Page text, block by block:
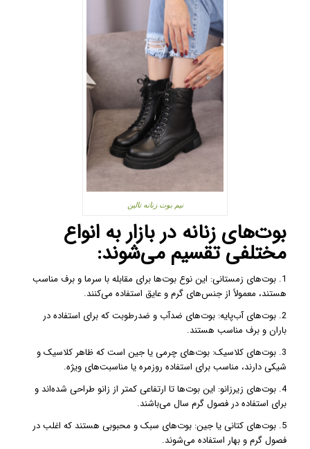
نیم بوت زنانه تالین
بوت‌های زنانه در بازار به انواع
مختلفی تقسیم می‌شوند:
1. بوت‌های زمستانی: این نوع بوت‌ها برای مقابله با سرما و برف مناسب
هستند، معمولاً از جنس‌های گرم و عایق استفاده می‌کنند.
2. بوت‌های آب‌پایه: بوت‌های ضدآب و ضدرطوبت که برای استفاده در
باران و برف مناسب هستند.
3. بوت‌های کلاسیک: بوت‌های چرمی یا جین است که ظاهر کلاسیک و
شیکی دارند، مناسب برای استفاده روزمره یا مناسبت‌های ویژه.
4. بوت‌های زیرزانو: این بوت‌ها تا ارتفاعی کمتر از زانو طراحی شده‌اند و
برای استفاده در فصول گرم سال می‌باشند.
5. بوت‌های کتانی یا جین: بوت‌های سبک و محبوبی هستند که اغلب در
فصول گرم و بهار استفاده می‌شوند.